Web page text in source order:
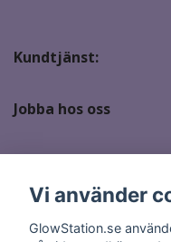
Kundtjänst:
Jobba hos oss
Sociala medier
Vi använder
GlowStation.se